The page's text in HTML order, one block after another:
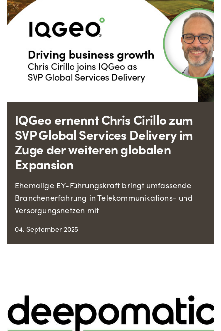
IQGeo ernennt Chris Cirillo zum
SVP Global Services Delivery im
Zuge der weiteren globalen
Expansion
Ehemalige EY-Führungskraft bringt umfassende
Branchenerfahrung in Telekommunikations- und
Versorgungsnetzen mit
04. September 2025